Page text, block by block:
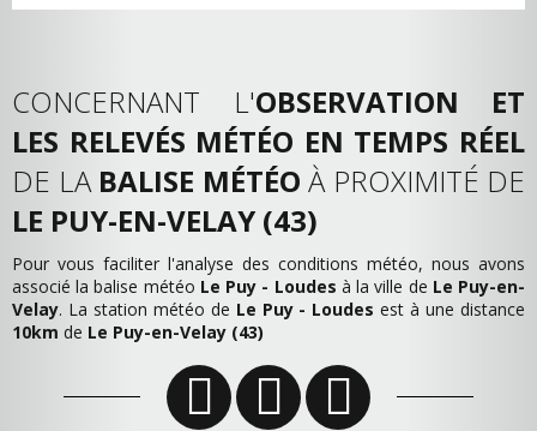
CONCERNANT L'OBSERVATION ET
LES RELEVÉS MÉTÉO EN TEMPS RÉEL
DE LA BALISE MÉTÉO À PROXIMITÉ DE
LE PUY-EN-VELAY (43)
Pour vous faciliter l'analyse des conditions météo, nous avons
associé la balise météo Le Puy - Loudes à la ville de Le Puy-en-
Velay. La station météo de Le Puy - Loudes est à une distance
10km de Le Puy-en-Velay (43)